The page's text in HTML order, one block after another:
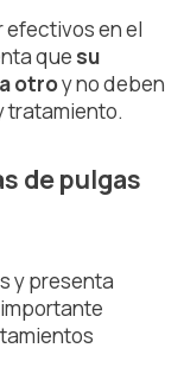
efectivos en el
que su
otroy no deben
tratamiento.
de pulgas
y presenta